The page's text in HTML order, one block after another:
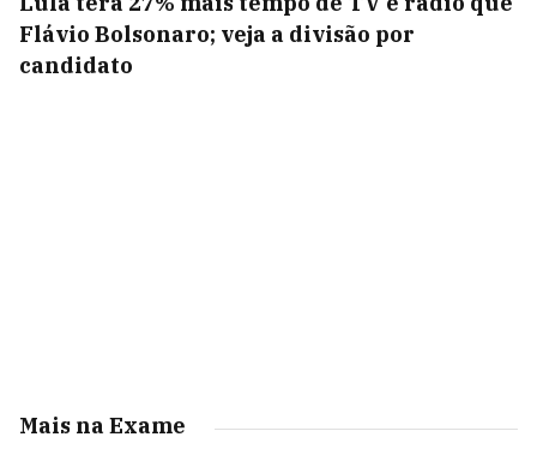
Flávio Bolsonaro; veja a divisão por
candidato
Mais na Exame